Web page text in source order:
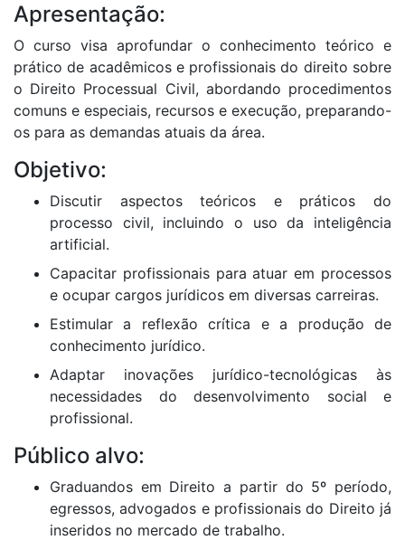
Apresentação:
O curso visa aprofundar o conhecimento teórico e
prático de acadêmicos e profissionais do direito sobre
o Direito Processual Civil, abordando procedimentos
comuns e especiais, recursos e execução, preparando-
os para as demandas atuais da área.
Objetivo:
Discutir aspectos teóricos e práticos do
processo civil, incluindo o uso da inteligência
artificial.
Capacitar profissionais para atuar em processos
e ocupar cargos jurídicos em diversas carreiras.
Estimular a reflexão crítica e a produção de
conhecimento jurídico.
Adaptar inovações jurídico-tecnológicas às
necessidades do desenvolvimento social e
profissional.
Público alvo:
Graduandos em Direito a partir do 5º período,
egressos, advogados e profissionais do Direito já
inseridos no mercado de trabalho.